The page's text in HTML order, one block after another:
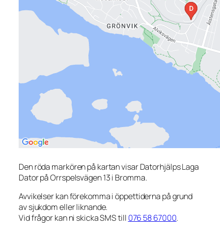
Den röda markören på kartan visar Datorhjälps Laga
Dator på Orrspelsvägen 13 i Bromma.
Avvikelser kan förekomma i öppettiderna på grund
av sjukdom eller liknande.
Vid frågor kan ni skicka SMS till 076 58 67000.